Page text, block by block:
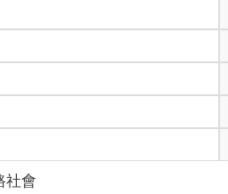
來在追蹤2020年曼谷的抗爭新聞
）。
根手指，作出《飢餓遊戲》（The
爭非常重要。在當年12月8日，
片再次讓我強烈地回想起泰國。
人也高舉三指手勢以示反抗，這
仰光的抗爭，我感覺自己就像在見
社會